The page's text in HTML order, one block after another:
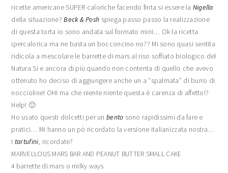
ricette americane SUPER caloriche facendo finta si essere la Nigella
della situazione?Beck & Posh spiega passo passo la realizzazione
di questa torta io sono andata sul formato mini… Ok la ricetta
ipercalorica ma ne basta un bocconcino no?? Mi sono quasi sentita
ridicola a mescolare le barrette di mars al riso soffiato biologico del
Natura Si e ancora di più quando non contenta di quello che avevo
ottenuto ho deciso di aggiungere anche un a “spalmata” di burro di
noccioline! OHI ma che niente niente questa è carenza di affetto!?
Help! 🙂
Ho usato questi dolcetti per unbento sono rapidissimi da fare e
pratici… Mi hanno un pò ricordato la versione italianizzata nostra…
I tartufini, ricordate?
MARVELLOUS MARS BAR AND PEANUT BUTTER SMALL CAKE
4 barrette di mars o milky ways